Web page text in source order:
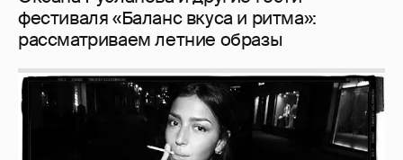
фестиваля «Баланс вкуса и ритма»:
рассматриваем летние образы